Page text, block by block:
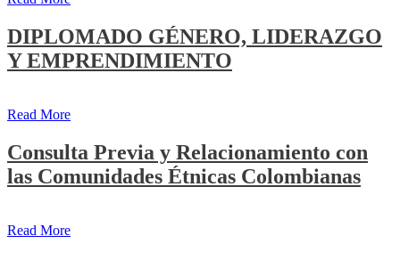
DIPLOMADO GÉNERO, LIDERAZGO
Y EMPRENDIMIENTO
Read More
Consulta Previa y Relacionamiento con
las Comunidades Étnicas Colombianas
Read More